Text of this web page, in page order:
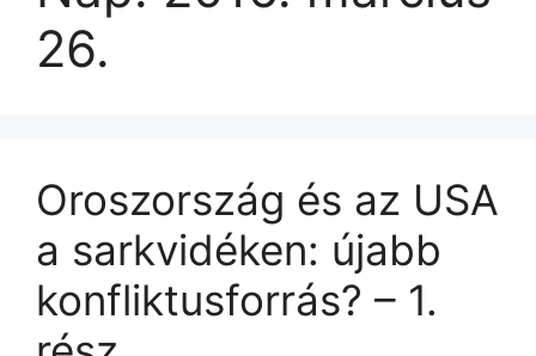
26.
Oroszország és az USA
a sarkvidéken: újabb
konfliktusforrás? – 1.